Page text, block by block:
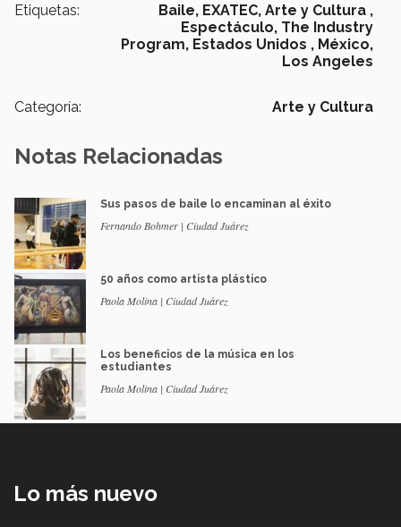
Etiquetas: Baile, EXATEC, Arte y Cultura ,
Espectáculo, The Industry
Program, Estados Unidos , México,
Los Angeles
Categoría: Arte y Cultura
Notas Relacionadas
Sus pasos de baile lo encaminan al éxito
Fernando Bohmer | Ciudad Juárez
50 años como artista plástico
Paola Molina | Ciudad Juárez
Los beneficios de la música en los
estudiantes
Paola Molina | Ciudad Juárez
Lo más nuevo